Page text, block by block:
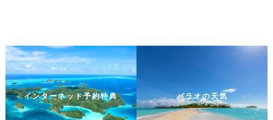
インターネット予約特典 パラオの天気